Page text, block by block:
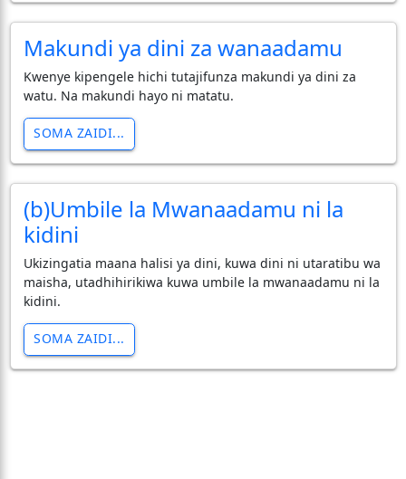
Makundi ya dini za wanaadamu
Kwenye kipengele hichi tutajifunza makundi ya dini za
watu. Na makundi hayo ni matatu.
SOMA ZAIDI...
(b)Umbile la Mwanaadamu ni la
kidini
Ukizingatia maana halisi ya dini, kuwa dini ni utaratibu wa
maisha, utadhihirikiwa kuwa umbile la mwanaadamu ni la
kidini.
SOMA ZAIDI...